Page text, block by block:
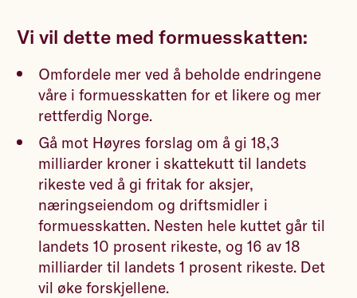
Vi vil dette med formuesskatten:
Omfordele mer ved å beholde endringene
våre i formuesskatten for et likere og mer
rettferdig Norge.
Gå mot Høyres forslag om å gi 18,3
milliarder kroner i skattekutt til landets
rikeste ved å gi fritak for aksjer,
næringseiendom og driftsmidler i
formuesskatten. Nesten hele kuttet går til
landets 10 prosent rikeste, og 16 av 18
milliarder til landets 1 prosent rikeste. Det
vil øke forskjellene.